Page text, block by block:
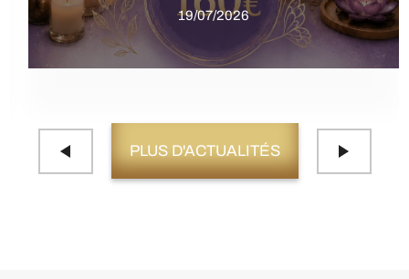
19/07/2026
PLUS D'ACTUALITÉS